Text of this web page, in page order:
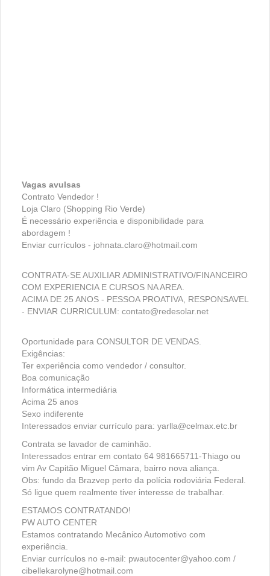
Vagas avulsas
Contrato Vendedor !
Loja Claro (Shopping Rio Verde)
É necessário experiência e disponibilidade para
abordagem !
Enviar currículos - johnata.claro@hotmail.com
CONTRATA-SE AUXILIAR ADMINISTRATIVO/FINANCEIRO
COM EXPERIENCIA E CURSOS NA AREA.
ACIMA DE 25 ANOS - PESSOA PROATIVA, RESPONSAVEL
- ENVIAR CURRICULUM: contato@redesolar.net
Oportunidade para CONSULTOR DE VENDAS.
Exigências:
Ter experiência como vendedor / consultor.
Boa comunicação
Informática intermediária
Acima 25 anos
Sexo indiferente
Interessados enviar currículo para: yarlla@celmax.etc.br
Contrata se lavador de caminhão.
Interessados entrar em contato 64 981665711-Thiago ou
vim Av Capitão Miguel Câmara, bairro nova aliança.
Obs: fundo da Brazvep perto da polícia rodoviária Federal.
Só ligue quem realmente tiver interesse de trabalhar.
ESTAMOS CONTRATANDO!
PW AUTO CENTER
Estamos contratando Mecânico Automotivo com
experiência.
Enviar currículos no e-mail: pwautocenter@yahoo.com /
cibellekarolyne@hotmail.com